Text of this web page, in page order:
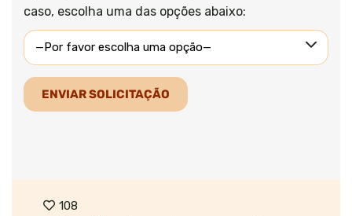
caso, escolha uma das opções abaixo:
108